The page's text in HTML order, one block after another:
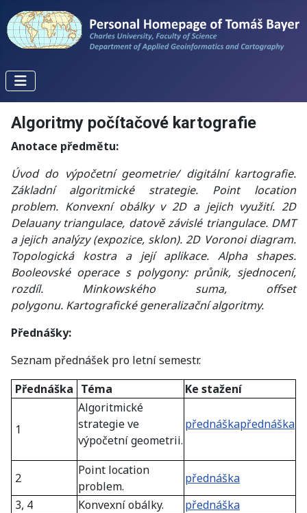
Algoritmy počítačové kartografie
Anotace předmětu:
Úvod do výpočetní geometrie/ digitální kartografie.
Základní algoritmické strategie. Point location
problem. Konvexní obálky v 2D a jejich využití. 2D
Delauany triangulace, datově závislé triangulace. DMT
a jejich analýzy (expozice, sklon). 2D Voronoi diagram.
Topologická kostra a její aplikace. Alpha shapes.
Booleovské operace s polygony: průnik, sjednocení,
rozdíl. Minkowského suma, offset
polygonu. Kartografické generalizační algoritmy.
Přednášky:
Seznam přednášek pro letní semestr.
Přednáška Téma Ke stažení
1
Algoritmické
strategie ve
výpočetní geometrii.
přednáškapřednáška
2
Point location
problem.
přednáška
3, 4
Konvexní obálky.
přednáška